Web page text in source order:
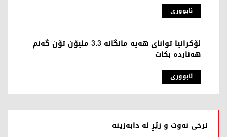
ئابووری
ئابووری
ئۆکرانیا توانای هەیە مانگانە 3.3 ملیۆن تۆن گەنم
هەناردە بکات
نرخی نەوت و زێڕ لە دابەزینە